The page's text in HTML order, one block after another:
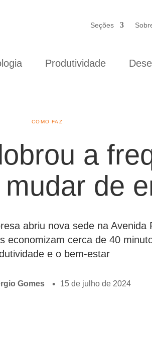
Seções
Produtividade
COMO FAZ
a
de
abriu nova sede na
economizam cerca de 40
e o bem-estar
Gomes 15 de julho de 2024